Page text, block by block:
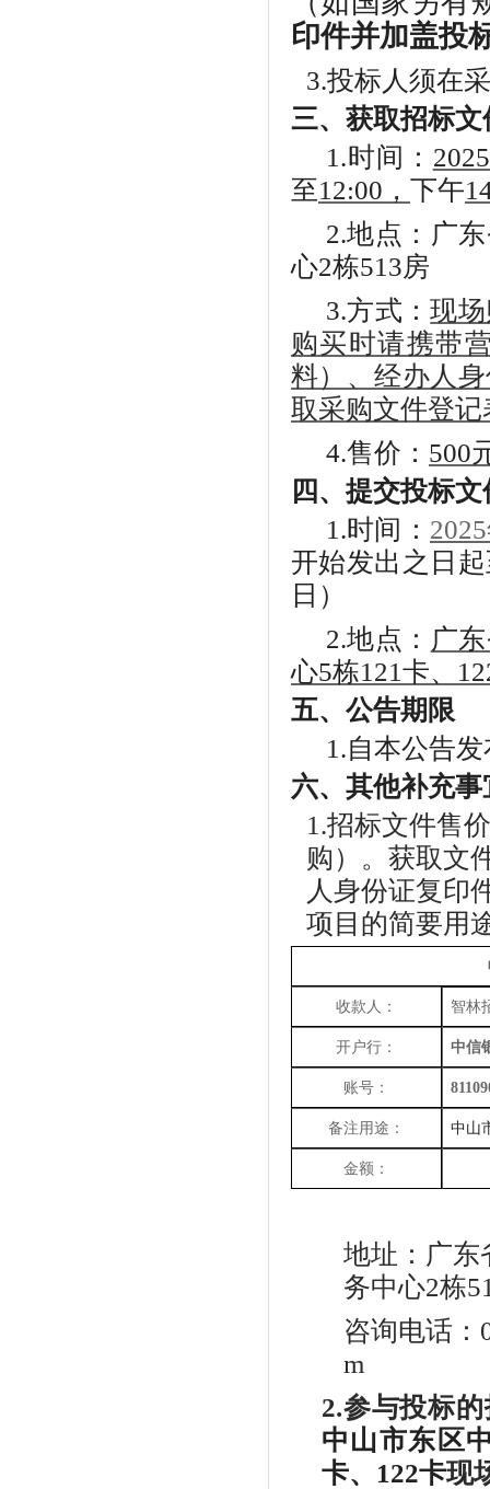
印件并加盖投
3.投标人须在
三、获取招标文
1.时间：
至12:00， 下午
2.地点： 广
心2栋513房
3.方式：现
购买时请携带
料）、经办人
取采购文件登
4.售价： 500
四、提交投标
1.时间：
开始发出之日
日）
2.地点： 广
心5栋121卡、
五、公告期限
1.自本公告
六、 其他补充事
1.招标文件售
购）。获取文
人身份证复印
项目的简要用
收款人： 智林
开户行： 中信
账号：
备注用途： 中山
金额：
地址： 广东
务中心2栋
咨询电话：
m
2.参与投标
中山市东区
卡、122卡现